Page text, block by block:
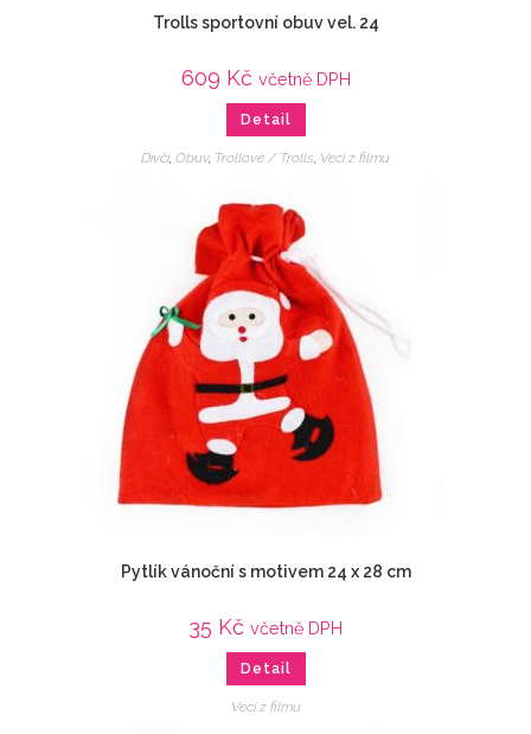
Trolls sportovní obuv vel. 24
609 Kč včetně DPH
Detail
Dívčí, Obuv, Trollové / Trolls, Veci z filmu
Pytlík vánoční s motivem 24 x 28 cm
35 Kč včetně DPH
Detail
Veci z filmu